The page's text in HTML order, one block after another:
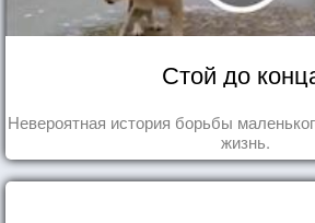
Стой до
Невероятная история борьбы
жизнь.